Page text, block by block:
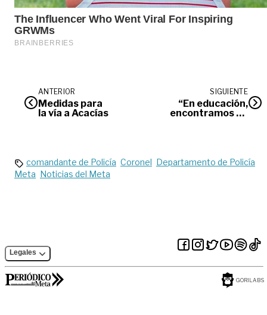
ANTERIOR
Medidas para
la vía a Acacías
SIGUIENTE
“En educación,
encontramos un
comandante de Policía Coronel
Departamento de Policía
Meta
Noticias del Meta
Legales
GORILABS